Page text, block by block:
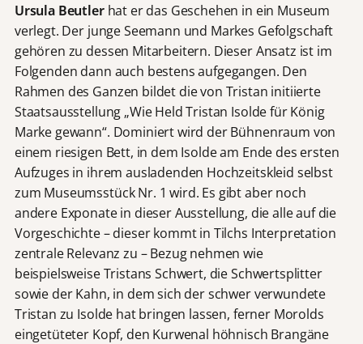
Ursula Beutlerhat er das Geschehen in ein Museum
verlegt. Der junge Seemann und Markes Gefolgschaft
gehören zu dessen Mitarbeitern. Dieser Ansatz ist im
Folgenden dann auch bestens aufgegangen. Den
Rahmen des Ganzen bildet die von Tristan initiierte
Staatsausstellung „Wie Held Tristan Isolde für König
Marke gewann“. Dominiert wird der Bühnenraum von
einem riesigen Bett, in dem Isolde am Ende des ersten
Aufzuges in ihrem ausladenden Hochzeitskleid selbst
zum Museumsstück Nr. 1 wird. Es gibt aber noch
andere Exponate in dieser Ausstellung, die alle auf die
Vorgeschichte – dieser kommt in Tilchs Interpretation
zentrale Relevanz zu – Bezug nehmen wie
beispielsweise Tristans Schwert, die Schwertsplitter
sowie der Kahn, in dem sich der schwer verwundete
Tristan zu Isolde hat bringen lassen, ferner Morolds
eingetüteter Kopf, den Kurwenal höhnisch Brangäne